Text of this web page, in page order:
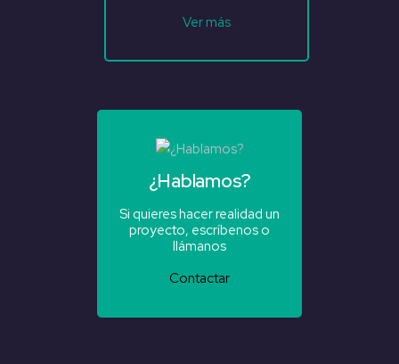
Ver más
¿Hablamos?
Si quieres hacer realidad un
proyecto, escríbenos o
llámanos
Contactar